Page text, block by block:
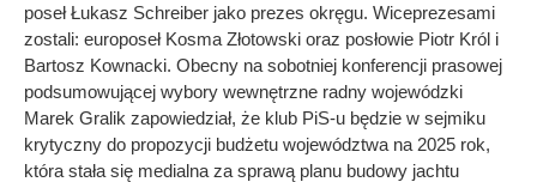
poseł Łukasz Schreiber jako prezes okręgu. Wiceprezesami
zostali: europoseł Kosma Złotowski oraz posłowie Piotr Król i
Bartosz Kownacki. Obecny na sobotniej konferencji prasowej
podsumowującej wybory wewnętrzne radny wojewódzki
Marek Gralik zapowiedział, że klub PiS-u będzie w sejmiku
krytyczny do propozycji budżetu województwa na 2025 rok,
która stała się medialna za sprawą planu budowy jachtu